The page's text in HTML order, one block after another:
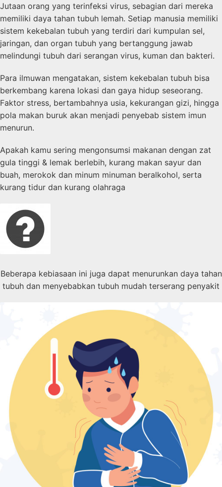
Jutaan orang yang terinfeksi virus, sebagian dari mereka
memiliki daya tahan tubuh lemah. Setiap manusia memiliki
sistem kekebalan tubuh yang terdiri dari kumpulan sel,
jaringan, dan organ tubuh yang bertanggung jawab
melindungi tubuh dari serangan virus, kuman dan bakteri.
Para ilmuwan mengatakan, sistem kekebalan tubuh bisa
berkembang karena lokasi dan gaya hidup seseorang.
Faktor stress, bertambahnya usia, kekurangan gizi, hingga
pola makan buruk akan menjadi penyebab sistem imun
menurun.
Apakah kamu sering mengonsumsi makanan dengan zat
gula tinggi & lemak berlebih, kurang makan sayur dan
buah, merokok dan minum minuman beralkohol, serta
kurang tidur dan kurang olahraga
Beberapa kebiasaan ini juga dapat menurunkan daya tahan
tubuh dan menyebabkan tubuh mudah terserang penyakit